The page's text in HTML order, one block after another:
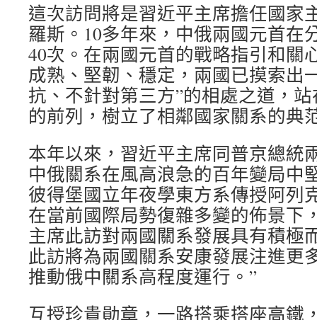
這次訪問將是習近平主席擔任國家
羅斯。10多年來，中俄兩國元首在
40次。在兩國元首的戰略指引和關
成熟、堅韌、穩定，兩國已摸索出
抗、不針對第三方”的相處之道，
的前列，樹立了相鄰國家關系的典
本年以來，習近平主席同普京總統
中俄關系在風高浪急的百年變局中
彼得堡國立年夜學東方系傳授阿列
在當前國際局勢復雜多變的佈景下
主席此訪對兩國關系發展具有積極
此訪將為兩國關系安康發展注進更
推動俄中關系高程度運行。”
互授珍貴勛章，一路搭乘搭座高鐵